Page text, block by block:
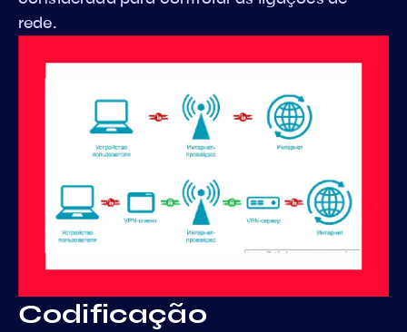
rede.
Codificação